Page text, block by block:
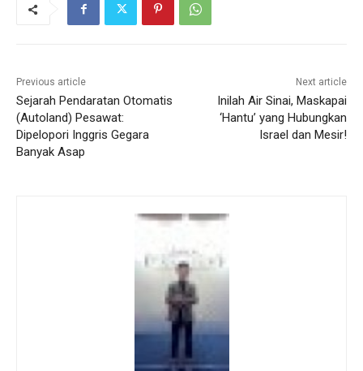
Previous article
Sejarah Pendaratan Otomatis
(Autoland) Pesawat:
Dipelopori Inggris Gegara
Banyak Asap
Next article
Inilah Air Sinai, Maskapai
‘Hantu’ yang Hubungkan
Israel dan Mesir!